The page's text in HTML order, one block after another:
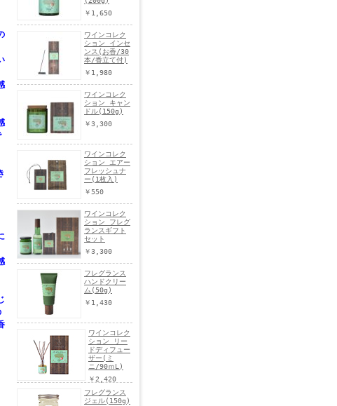
￥1,650
ワインコレク
ション インセ
ンス(お香/30
本/香立て付)
￥1,980
ワインコレク
ション キャン
ドル(150g)
￥3,300
ワインコレク
ション エアー
フレッシュナ
ー(1枚入)
￥550
ワインコレク
ション フレグ
ランスギフト
セット
￥3,300
フレグランス
ハンドクリー
ム(50g)
￥1,430
ワインコレク
ション リー
ドディフュー
ザー(ミ
ニ/90ｍL)
￥2,420
フレグランス
ジェル(150g)